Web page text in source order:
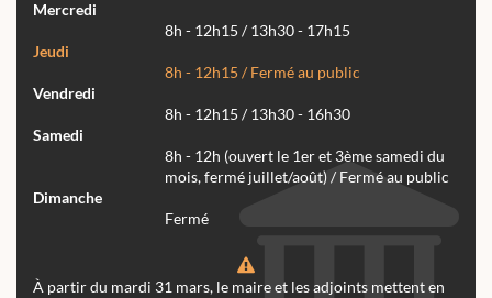
Mercredi
8h - 12h15 / 13h30 - 17h15
Jeudi
8h - 12h15 / Fermé au public
Vendredi
8h - 12h15 / 13h30 - 16h30
Samedi
8h - 12h (ouvert le 1er et 3ème samedi du
mois, fermé juillet/août) / Fermé au public
Dimanche
Fermé
À partir du mardi 31 mars, le maire et les adjoints mettent en